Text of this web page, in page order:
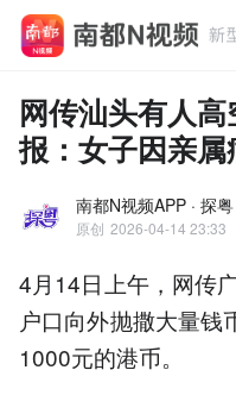
网传汕头有人
报：女子因亲
南都N视频APP · 探粤
原创 2026-04-14 23:33
4月14日上午，网传
户口向外抛撒大量
1000元的港币。